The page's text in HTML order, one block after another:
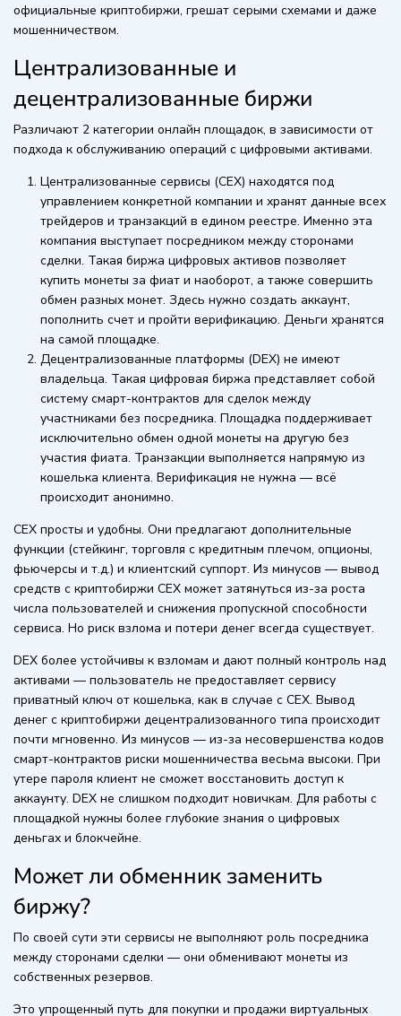
официальные криптобиржи, грешат серыми схемами и даже
мошенничеством.
Централизованные и
децентрализованные биржи
Различают 2 категории онлайн площадок, в зависимости от
подхода к обслуживанию операций с цифровыми активами.
Централизованные сервисы (CEX) находятся под
управлением конкретной компании и хранят данные всех
трейдеров и транзакций в едином реестре. Именно эта
компания выступает посредником между сторонами
сделки. Такая биржа цифровых активов позволяет
купить монеты за фиат и наоборот, а также совершить
обмен разных монет. Здесь нужно создать аккаунт,
пополнить счет и пройти верификацию. Деньги хранятся
на самой площадке.
Децентрализованные платформы (DEX) не имеют
владельца. Такая цифровая биржа представляет собой
систему смарт-контрактов для сделок между
участниками без посредника. Площадка поддерживает
исключительно обмен одной монеты на другую без
участия фиата. Транзакции выполняется напрямую из
кошелька клиента. Верификация не нужна — всё
происходит анонимно.
CEX просты и удобны. Они предлагают дополнительные
функции (стейкинг, торговля с кредитным плечом, опционы,
фьючерсы и т.д.) и клиентский суппорт. Из минусов — вывод
средств с криптобиржи CEX может затянуться из-за роста
числа пользователей и снижения пропускной способности
сервиса. Но риск взлома и потери денег всегда существует.
DEX более устойчивы к взломам и дают полный контроль над
активами — пользователь не предоставляет сервису
приватный ключ от кошелька, как в случае с CEX. Вывод
денег с криптобиржи децентрализованного типа происходит
почти мгновенно. Из минусов — из-за несовершенства кодов
смарт-контрактов риски мошенничества весьма высоки. При
утере пароля клиент не сможет восстановить доступ к
аккаунту. DEX не слишком подходит новичкам. Для работы с
площадкой нужны более глубокие знания о цифровых
деньгах и блокчейне.
Может ли обменник заменить
биржу?
По своей сути эти сервисы не выполняют роль посредника
между сторонами сделки — они обменивают монеты из
собственных резервов.
Это упрощенный путь для покупки и продажи виртуальных